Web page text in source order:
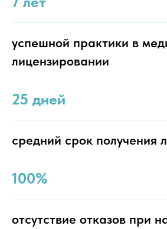
успешной практики в
лицензировании
25 дней
средний срок получения
100%
отсутствие отказов при